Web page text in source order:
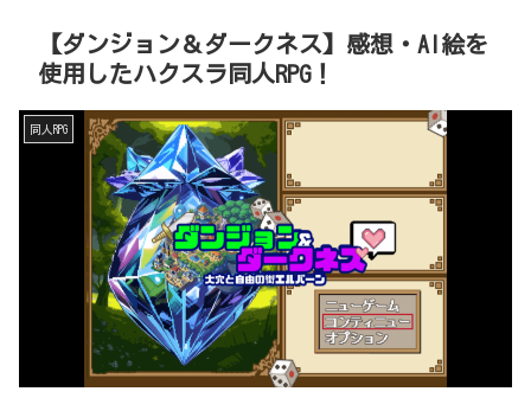
【ダンジョン＆ダークネス】感想・AI絵を
使用したハクスラ同人RPG！
同人RPG